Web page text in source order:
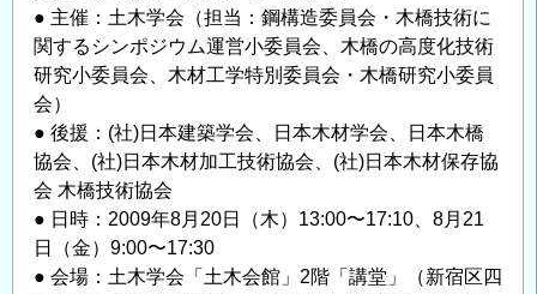
● 主催：土木学会（担当：鋼構造委員会・木橋技術に
関するシンポジウム運営小委員会、木橋の高度化技術
研究小委員会、木材工学特別委員会・木橋研究小委員
会）
● 後援：(社)日本建築学会、日本木材学会、日本木橋
協会、(社)日本木材加工技術協会、(社)日本木材保存協
会 木橋技術協会
● 日時：2009年8月20日（木）13:00〜17:10、8月21
日（金）9:00〜17:30
● 会場：土木学会「土木会館」2階「講堂」（新宿区四